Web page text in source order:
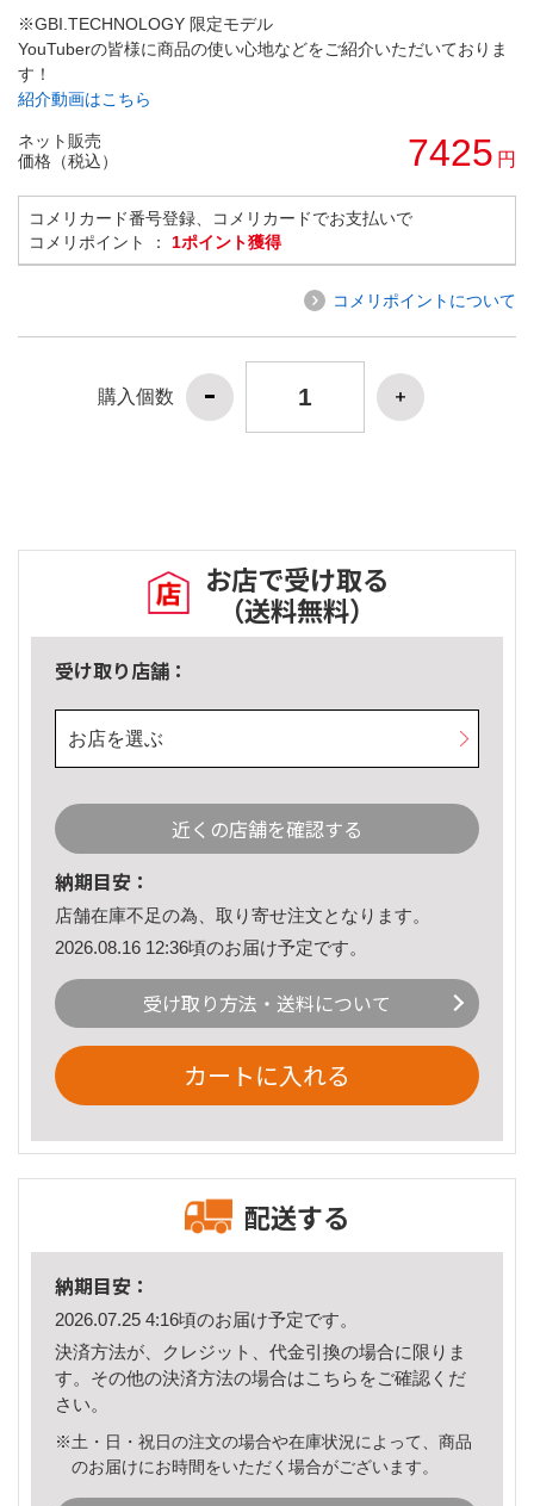
※GBI.TECHNOLOGY 限定モデル
YouTuberの皆様に商品の使い心地などをご紹介いただいておりま
す！
紹介動画はこちら
ネット販売
価格（税込）
7425 円
コメリカード番号登録、コメリカードでお支払いで
コメリポイント ： 1ポイント獲得
コメリポイントについて
購入個数
お店で受け取る
（送料無料）
受け取り店舗：
お店を選ぶ
近くの店舗を確認する
納期目安：
店舗在庫不足の為、取り寄せ注文となります。
2026.08.16 12:36頃のお届け予定です。
受け取り方法・送料について
カートに入れる
配送する
納期目安：
2026.07.25 4:16頃のお届け予定です。
決済方法が、クレジット、代金引換の場合に限りま
す。その他の決済方法の場合はこちら をご確認くだ
さい。
※土・日・祝日の注文の場合や在庫状況によって、商品
のお届けにお時間をいただく場合がございます。